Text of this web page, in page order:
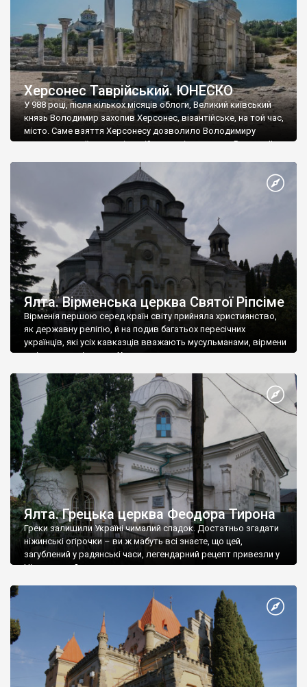
Херсонес Таврійський. ЮНЕСКО
У 988 році, після кількох місяців облоги, Великий київський
князь Володимир захопив Херсонес, візантійське, на той час,
місто. Саме взяття Херсонесу дозволило Володимиру
диктувати свої умови візантійському імператору Василю ІІ, та
Херсонесі Володимир-язичник, став Василем-християнином.
А потім було Хрещення Русі. На честь Херсонесу Таврійського
Ялта. Вірменська церква Святої Ріпсіме
Вірменія першою серед країн світу прийняла християнство,
як державну релігію, й на подив багатьох пересічних
українців, які усіх кавказців вважають мусульманами, вірмени
є відданими вірянами Христа
Ялта. Грецька церква Феодора Тирона
Греки залишили Україні чималий спадок. Достатньо згадати
ніжинські огірочки – ви ж мабуть всі знаєте, що цей,
загублений у радянські часи, легендарний рецепт привезли у
Ніжин греки?